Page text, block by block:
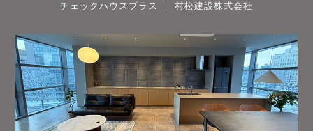
チェックハウスプラス ｜ 村松建設株式会社